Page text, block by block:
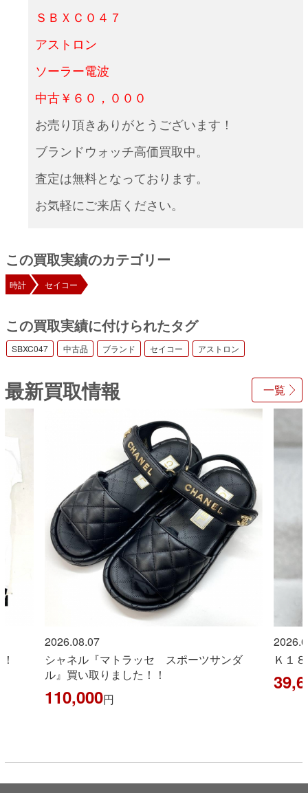
ＳＢＸＣ０４７
アストロン
ソーラー電波
中古￥６０，０００
お売り頂きありがとうございます！
ブランドウォッチ高価買取中。
査定は無料となっております。
お気軽にご来店ください。
この買取実績のカテゴリー
時計 セイコー
この買取実績に付けられたタグ
SBXC047 中古品 ブランド セイコー アストロン
一覧
最新買取情報
2026.08.07
シャネル『マトラッセ スポーツサンダ
ル』買い取りました！！
110,000円
Ｋ１